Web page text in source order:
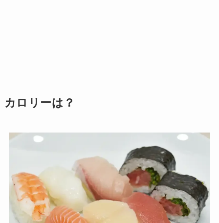
カロリーは？